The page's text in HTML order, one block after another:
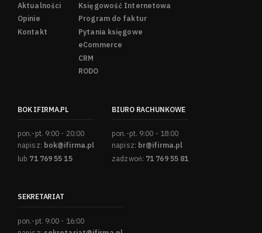
Aktualności
Opinie
Kontakt
Księgowość Internetowa
Program do faktur
Pytania księgowe
eCommerce
CRM
RODO
BOK IFIRMA.PL
pon.-pt. 9:00 - 20:00
napisz: bok@ifirma.pl
lub 71 769 55 15
BIURO RACHUNKOWE
pon.-pt. 9:00 - 18:00
napisz: br@ifirma.pl
zadzwoń: 71 769 55 81
SEKRETARIAT
pon.-pt. 9:00 - 16:00